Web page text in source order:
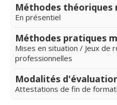
Méthodes théoriques
En présentiel
Méthodes pratiques
Mises en situation / Jeux de
professionnelles
Modalités
Attestations de fin de